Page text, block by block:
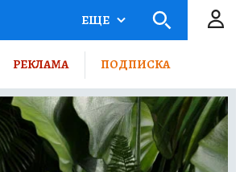
ЕЩЕ
РЕКЛАМА ПОДПИСКА